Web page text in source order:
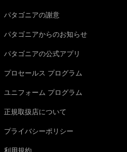
パタゴニアの謝意
パタゴニアからのお知らせ
パタゴニアの公式アプリ
プロセールス プログラム
ユニフォーム プログラム
正規取扱店について
プライバシーポリシー